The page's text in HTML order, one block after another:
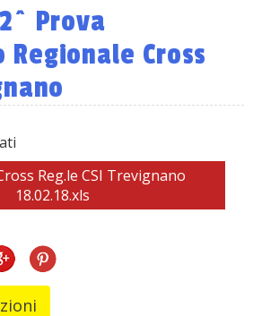
Prova
Regionale Cross
Reg.le CSI Trevignano
18.02.18.xls